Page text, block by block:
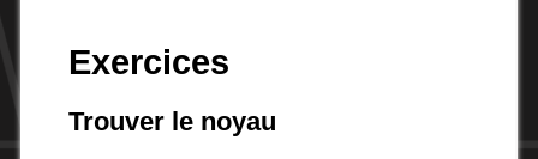
Exercices
Trouver le noyau